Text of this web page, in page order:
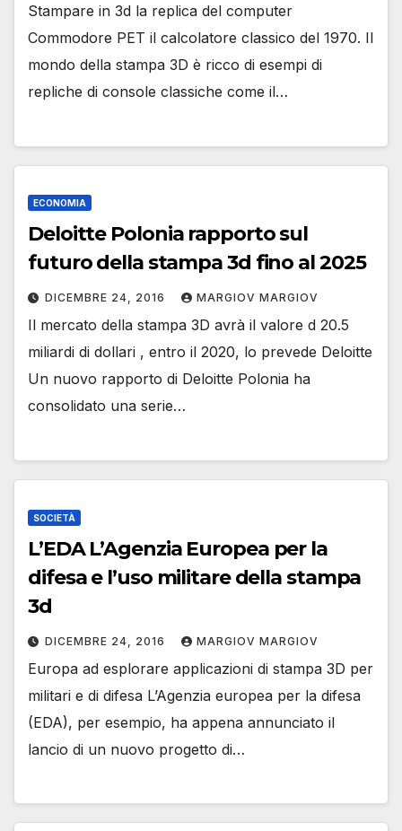
Stampare in 3d la replica del computer
Commodore PET il calcolatore classico del 1970. Il
mondo della stampa 3D è ricco di esempi di
repliche di console classiche come il…
ECONOMIA
Deloitte Polonia rapporto sul
futuro della stampa 3d fino al 2025
DICEMBRE 24, 2016 MARGIOV MARGIOV
Il mercato della stampa 3D avrà il valore d 20.5
miliardi di dollari , entro il 2020, lo prevede Deloitte
Un nuovo rapporto di Deloitte Polonia ha
consolidato una serie…
SOCIETÀ
L’EDA L’Agenzia Europea per la
difesa e l’uso militare della stampa
3d
DICEMBRE 24, 2016 MARGIOV MARGIOV
Europa ad esplorare applicazioni di stampa 3D per
militari e di difesa L’Agenzia europea per la difesa
(EDA), per esempio, ha appena annunciato il
lancio di un nuovo progetto di…